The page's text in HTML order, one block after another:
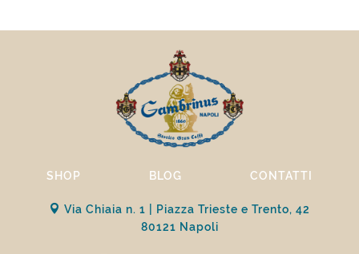
SHOP BLOG CONTATTI
Via Chiaia n. 1 | Piazza Trieste e Trento, 42
80121 Napoli